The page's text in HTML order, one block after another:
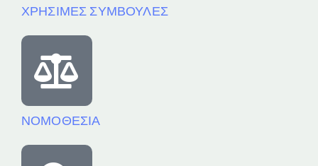
ΧΡΗΣΙΜΕΣ ΣΥΜΒΟΥΛΕΣ
ΝΟΜΟΘΕΣΙΑ